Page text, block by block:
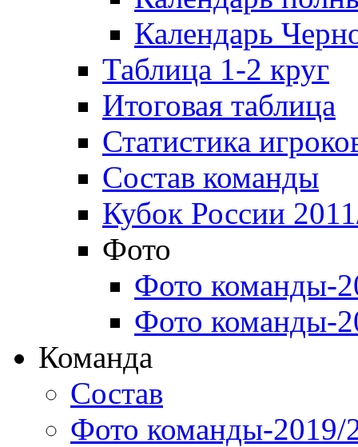
Календарь
Таблица 1-2 круг
Итоговая таблица
Статистика
Состав команды
Кубок России
Фото
Фото команды-
Фото команды-
Команда
Состав
Фото команды-2019/